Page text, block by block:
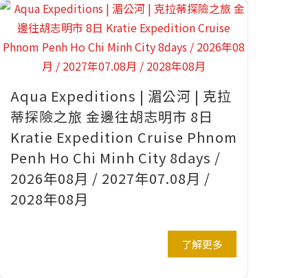
Aqua Expeditions | 湄公河 | 克拉
蒂探險之旅 金邊往胡志明市 8日
Kratie Expedition Cruise Phnom
Penh Ho Chi Minh City 8days /
2026年08月 / 2027年07.08月 /
2028年08月
了解更多